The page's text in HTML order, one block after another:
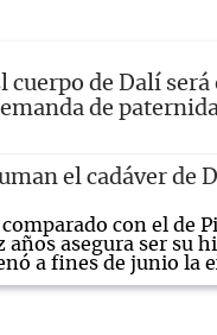
cuerpo de Dalí
de
el cadáver de
comparado con el de
años asegura ser su
a fines de junio la